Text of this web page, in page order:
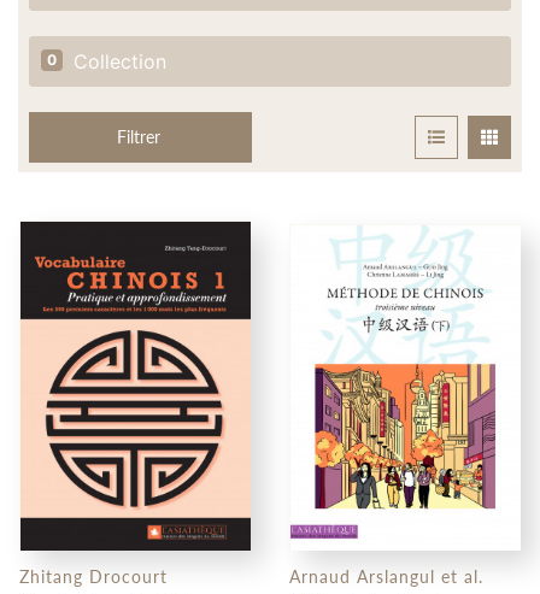
0 Collection
Filtrer
Zhitang Drocourt Arnaud Arslangul et al.